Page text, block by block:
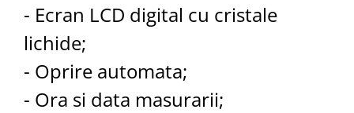
- Ecran LCD digital cu cristale
lichide;
- Oprire automata;
- Ora si data masurarii;